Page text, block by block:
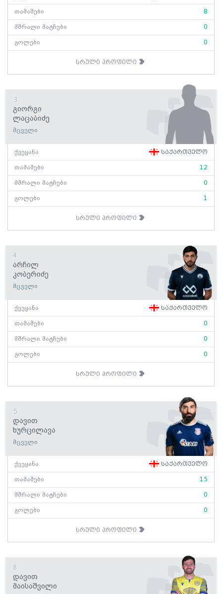
თამაშები 8
მშრალი მატჩები 0
გოლები 0
სრული პროფილი
3
Გიორგი
Ლაცაბიძე
მცველი
ქვეყანა საქართველო
თამაშები 12
მშრალი მატჩები 0
გოლები 1
სრული პროფილი
4
Არჩილ
Კობერიძე
მცველი
ქვეყანა საქართველო
თამაშები 0
მშრალი მატჩები 0
გოლები 0
სრული პროფილი
5
Დავით
Ხურცილავა
მცველი
ქვეყანა საქართველო
თამაშები 15
მშრალი მატჩები 0
გოლები 0
სრული პროფილი
8
Დავით
Მაისაშვილი